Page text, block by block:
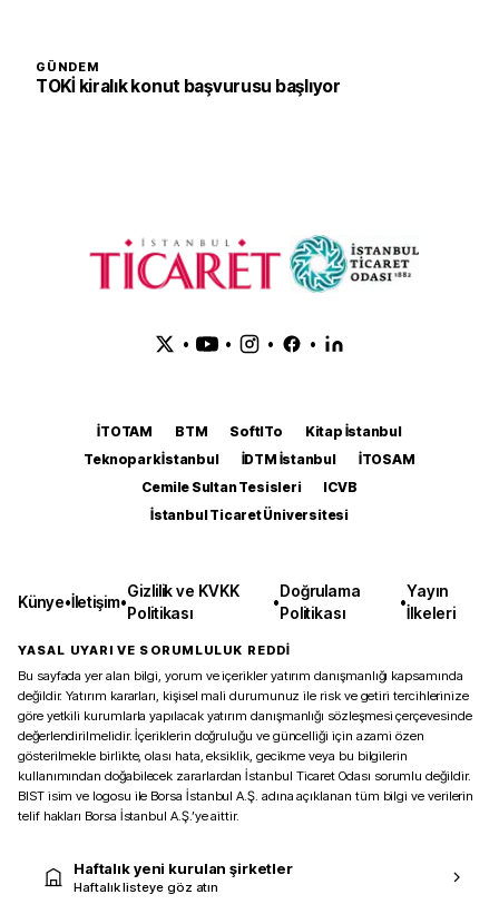
GÜNDEM
TOKİ kiralık konut başvurusu başlıyor
• • • •
İTOTAM BTM SoftITo
Kitap İstanbul
Teknopark İstanbul
İDTM İstanbul
İTOSAM
Cemile Sultan Tesisleri
ICVB
İstanbul Ticaret Üniversitesi
Künye•İletişim•
Gizlilik ve KVKK
Politikası
•
Doğrulama
Politikası
•
Yayın
İlkeleri
YASAL UYARI VE SORUMLULUK REDDİ
Bu sayfada yer alan bilgi, yorum ve içerikler yatırım danışmanlığı kapsamında
değildir. Yatırım kararları, kişisel mali durumunuz ile risk ve getiri tercihlerinize
göre yetkili kurumlarla yapılacak yatırım danışmanlığı sözleşmesi çerçevesinde
değerlendirilmelidir. İçeriklerin doğruluğu ve güncelliği için azami özen
gösterilmekle birlikte, olası hata, eksiklik, gecikme veya bu bilgilerin
kullanımından doğabilecek zararlardan İstanbul Ticaret Odası sorumlu değildir.
BIST isim ve logosu ile Borsa İstanbul A.Ş. adına açıklanan tüm bilgi ve verilerin
telif hakları Borsa İstanbul A.Ş.’ye aittir.
Haftalık yeni kurulan şirketler
Haftalık listeye göz atın